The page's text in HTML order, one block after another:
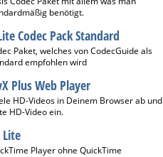
benötigt.
Codec Pack Standard
Paket, welches von CodecGuide als
empfohlen wird
Plus Web Player
HD-Videos in Deinem Browser ab und
HD-Video ein.
Lite
Player ohne QuickTime